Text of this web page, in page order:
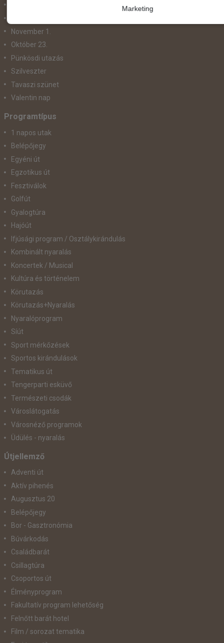
November 1.
Október 23.
Pünkösdi utazás
Szilveszter
Tavaszi szünet
Valentin nap
Programtípus
1 napos utak
Belépőjegy
Egyéni út
Egzotikus út
Fesztiválok
Golfút
Gyalogtúra
Hajóút
Ifjúsági program / Osztálykirándulás
Kombinált nyaralás
Koncertek / Musical
Kultúra és történelem
Körutazás
Körutazás+Nyaralás
Nyaralóprogram
Síút
Sport mérkőzések
Sportos kirándulások
Tematikus út
Tengerparti esküvő
Természeti csodák
Városlátogatás
Városnéző programok
Üdülés - nyaralás
Útjellemző
Adventi út
Aktív pihenés
Augusztus 20
Belépőjegy
Bor - Gasztronómia
Búvárkodás
Családbarát
Csillagtúra
Csoportos út
Élményprogram
Fakultatív program lehetőség
Felnőtt barát hotel
Film / sorozat tematika
Marketing